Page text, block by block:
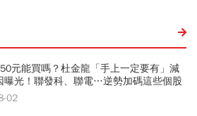
元能買嗎？杜金龍「手上一定要有」減
曝光！聯發科、聯電…逆勢加碼這些個股
02